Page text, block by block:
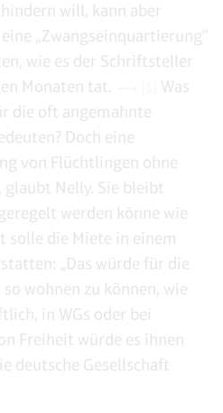
will, kann aber
„Zwangseinquartierung“
wie es der Schriftsteller
Monaten tat.
Was
die oft angemahnte
Doch eine
von Flüchtlingen ohne
glaubt Nelly. Sie bleibt
werden könne wie
solle die Miete in einem
„Das würde für die
wohnen zu können, wie
in WGs oder bei
Freiheit würde es ihnen
deutsche Gesellschaft